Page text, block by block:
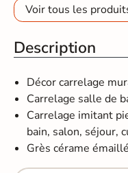
Voir tous les
Description
Décor carrelage
Carrelage salle de
Carrelage imitant
bain, salon, séjour,
Grès cérame